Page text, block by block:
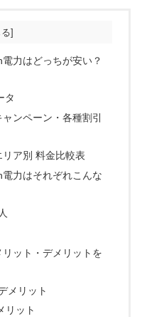
力はどっちが安い？
タ
ンペーン・各種割引
ア別 料金比較表
電力はそれぞれこんな
ット・デメリットを
メリット
リット